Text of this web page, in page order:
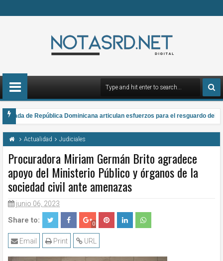
de República Dominicana articulan esfuerzos para el resguardo del
el Premio Anual Nacional de Poesía Salomé Ureña de Henríquez 2026
Actualidad Judiciales
Procuradora Miriam Germán Brito agradece
apoyo del Ministerio Público y órganos de la
sociedad civil ante amenazas
junio 06, 2023
Share to: 0
URL
Print
Email